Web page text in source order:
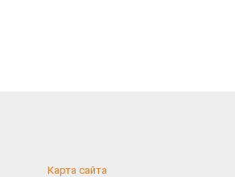
Карта сайта